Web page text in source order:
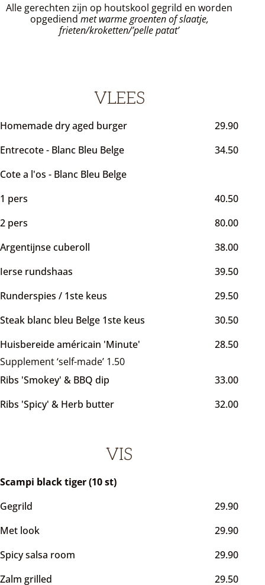
Alle gerechten zijn op houtskool gegrild en worden
opgediend met warme groenten of slaatje,
frieten/kroketten/’pelle patat’
VLEES
Homemade dry aged burger
29.90
Entrecote - Blanc Bleu Belge
34.50
Cote a l'os - Blanc Bleu Belge
1 pers
40.50
2 pers
80.00
Argentijnse cuberoll
38.00
Ierse rundshaas
39.50
Runderspies / 1ste keus
29.50
Steak blanc bleu Belge 1ste keus
30.50
Huisbereide américain 'Minute'
28.50
Supplement ‘self-made’ 1.50
Ribs 'Smokey' & BBQ dip
33.00
Ribs 'Spicy' & Herb butter
32.00
VIS
Scampi black tiger (10 st)
Gegrild
29.90
Met look
29.90
Spicy salsa room
29.90
Zalm grilled
29.50